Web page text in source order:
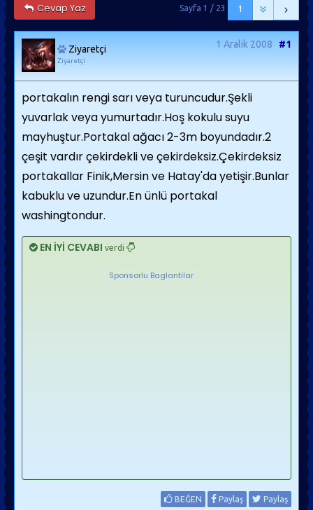
Cevap Yaz 1
Sayfa 1 / 23
Ziyaretçi
Ziyaretçi
1 Aralık 2008 #1
portakalın rengi sarı veya turuncudur.Şekli
yuvarlak veya yumurtadır.Hoş kokulu suyu
mayhuştur.Portakal ağacı 2-3m boyundadır.2
çeşit vardır çekirdekli ve çekirdeksiz.Çekirdeksiz
portakallar Finik,Mersin ve Hatay'da yetişir.Bunlar
kabuklu ve uzundur.En ünlü portakal
washingtondur.
EN İYİ CEVABI verdi
Sponsorlu Baglantilar
BEĞEN Paylaş Paylaş